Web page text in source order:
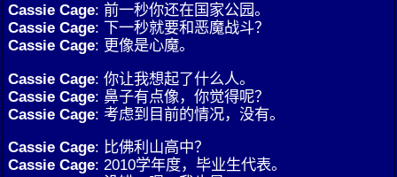
Cassie Cage: 前一秒你还在国家公园。
Cassie Cage: 下一秒就要和恶魔战斗？
Cassie Cage: 更像是心魔。
Cassie Cage: 你让我想起了什么人。
Cassie Cage: 鼻子有点像，你觉得呢？
Cassie Cage: 考虑到目前的情况，没有。
Cassie Cage: 比佛利山高中？
Cassie Cage: 2010学年度，毕业生代表。